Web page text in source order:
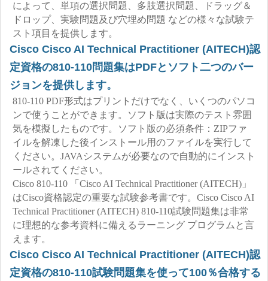
によって、単項の選択問題、多肢選択問題、ドラッグ＆
ドロップ、実験問題及び穴埋め問題 などの様々な試験テ
スト項目を提供します。
Cisco Cisco AI Technical Practitioner (AITECH)認
定資格の810-110問題集はPDFとソフト二つのバー
ジョンを提供します。
810-110 PDF形式はプリントだけでなく、いくつのパソコ
ンで使うことができます。ソフト版は実際のテスト雰囲
気を模擬したものです。ソフト版の必須条件：ZIPファ
イルを解凍した後インストール用のファイルを実行して
ください。JAVAシステムが必要なので自動的にインスト
ールされてください。
Cisco 810-110 「Cisco AI Technical Practitioner (AITECH)」
はCisco資格認定の重要な試験参考書です。Cisco Cisco AI
Technical Practitioner (AITECH) 810-110試験問題集は非常
に理想的な参考資料に備えるラーニング プログラムと言
えます。
Cisco Cisco AI Technical Practitioner (AITECH)認
定資格の810-110試験問題集を使って100％合格する